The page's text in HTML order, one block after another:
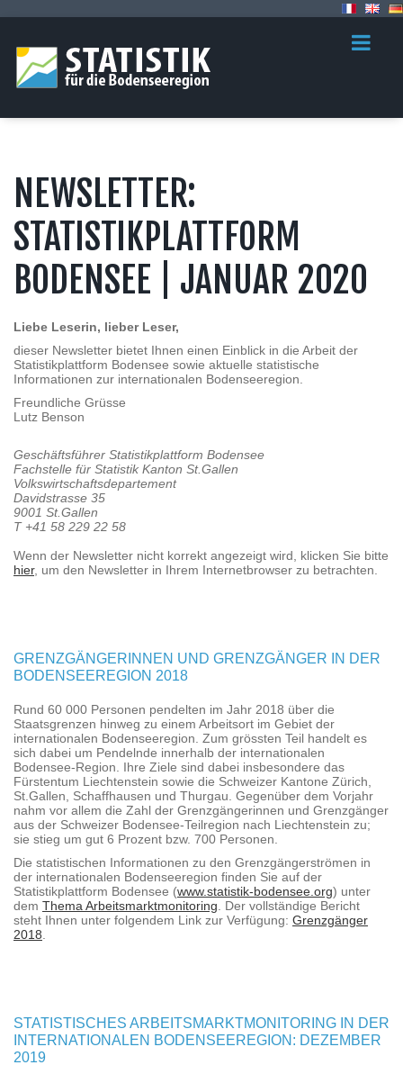
NEWSLETTER:
STATISTIKPLATTFORM
BODENSEE | JANUAR 2020
Liebe Leserin, lieber Leser,
dieser Newsletter bietet Ihnen einen Einblick in die Arbeit der
Statistikplattform Bodensee sowie aktuelle statistische
Informationen zur internationalen Bodenseeregion.
Freundliche Grüsse
Lutz Benson
Geschäftsführer Statistikplattform Bodensee
Fachstelle für Statistik Kanton St.Gallen
Volkswirtschaftsdepartement
Davidstrasse 35
9001 St.Gallen
T +41 58 229 22 58
Wenn der Newsletter nicht korrekt angezeigt wird, klicken Sie bitte
hier, um den Newsletter in Ihrem Internetbrowser zu betrachten.
GRENZGÄNGERINNEN UND GRENZGÄNGER IN DER
BODENSEEREGION 2018
Rund 60 000 Personen pendelten im Jahr 2018 über die
Staatsgrenzen hinweg zu einem Arbeitsort im Gebiet der
internationalen Bodenseeregion. Zum grössten Teil handelt es
sich dabei um Pendelnde innerhalb der internationalen
Bodensee-Region. Ihre Ziele sind dabei insbesondere das
Fürstentum Liechtenstein sowie die Schweizer Kantone Zürich,
St.Gallen, Schaffhausen und Thurgau. Gegenüber dem Vorjahr
nahm vor allem die Zahl der Grenzgängerinnen und Grenzgänger
aus der Schweizer Bodensee-Teilregion nach Liechtenstein zu;
sie stieg um gut 6 Prozent bzw. 700 Personen.
Die statistischen Informationen zu den Grenzgängerströmen in
der internationalen Bodenseeregion finden Sie auf der
Statistikplattform Bodensee (www.statistik-bodensee.org) unter
dem Thema Arbeitsmarktmonitoring . Der vollständige Bericht
steht Ihnen unter folgendem Link zur Verfügung: Grenzgänger
2018
STATISTISCHES ARBEITSMARKTMONITORING IN DER
INTERNATIONALEN BODENSEEREGION: DEZEMBER
2019